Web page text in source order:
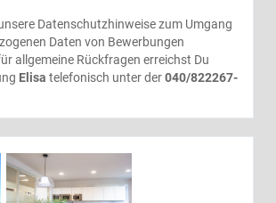
Datenschutzhinweise zum Umgang
Daten von Bewerbungen
allgemeine Rückfragen erreichst Du
Elisa telefonisch unter der040/822267-